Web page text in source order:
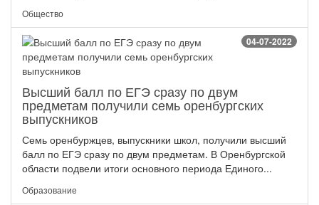
Общество
04-07-2022
Высший балл по ЕГЭ сразу по двум
предметам получили семь оренбургских
выпускников
Семь оренбуржцев, выпускники школ, получили высший
балл по ЕГЭ сразу по двум предметам. В Оренбургской
области подвели итоги основного периода Единого...
Образование